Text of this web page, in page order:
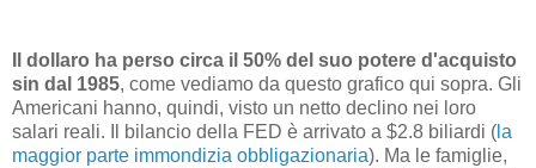
Il dollaro ha perso circa il 50% del suo potere d'acquisto
sin dal 1985, come vediamo da questo grafico qui sopra. Gli
Americani hanno, quindi, visto un netto declino nei loro
salari reali. Il bilancio della FED è arrivato a $2.8 biliardi ( la
maggior parte immondizia obbligazionaria). Ma le famiglie,